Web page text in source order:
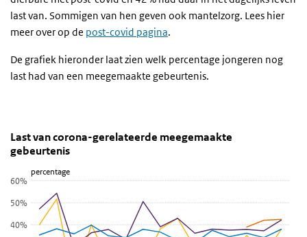
last van. Sommigen van hen geven ook mantelzorg. Lees hier
meer over op de post-covid pagina.
De grafiek hieronder laat zien welk percentage jongeren nog
last had van een meegemaakte gebeurtenis.
Last indien meegemaakt
Sla de grafiek 'Last van corona-gerelateerde meegemaakte
Last van corona-gerelateerde meegemaakte
Lijn grafiek met 11 lijnen.
Bekijk als data tabel.
De grafiek heeft 1 X-as die categories weergeeft.
De grafiek heeft 1 Y-as die percentage weergeeft.
percentage
Last van corona-gerelateerde meegemaakte
gebeurtenis
40%
50%
60%